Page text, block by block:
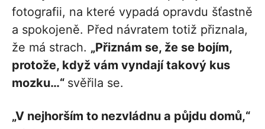
fotografii, na které vypadá opravdu šťastně
a spokojeně. Před návratem totiž přiznala,
že má strach. „Přiznám se, že se bojím,
protože, když vám vyndají takový kus
mozku…“ svěřila se.
„V nejhorším to nezvládnu a půjdu domů,“